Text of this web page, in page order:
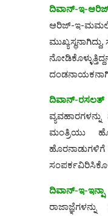
ದಿವಾನ್-ಇ-
ಆರಿಜ್-ಇ-
ದಿವಾನ್-
ಮಂತ್ರಿಯು
ದಿವಾನ್-ಇ-